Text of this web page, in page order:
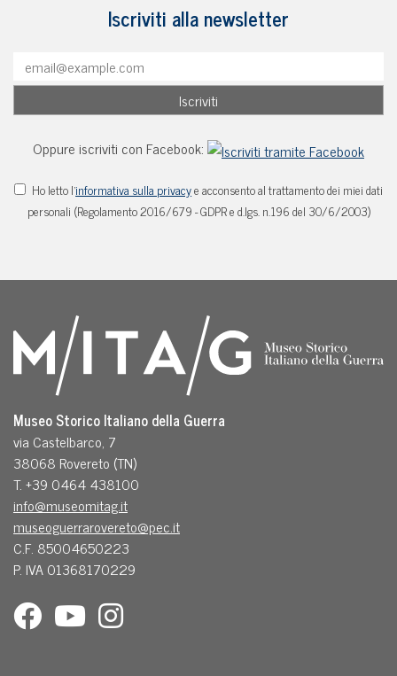
Iscriviti alla newsletter
Oppure iscriviti con Facebook:
Ho letto l'informativa sulla privacye acconsento al trattamento dei miei dati
personali (Regolamento 2016/679 - GDPR e d.lgs. n.196 del 30/6/2003)
Museo Storico Italiano della Guerra
via Castelbarco, 7
38068 Rovereto (TN)
T. +39 0464 438100
info@museomitag.it
museoguerrarovereto@pec.it
C.F. 85004650223
P. IVA 01368170229